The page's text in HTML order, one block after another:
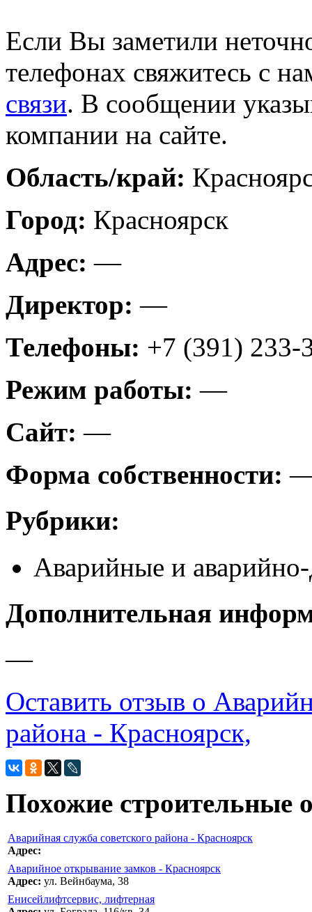
Если Вы заметили
телефонах свяжитесь с
связи. В сообщении
компании на сайте.
Область/край:
Город: Красноярск
Адрес:—
Директор:—
Телефоны: +7 (391) 233-
Режим работы:—
Сайт:—
Форма собственности:
Рубрики:
Аварийные и
Дополнительная
—
Оставить отзыв о
района - Красноярск,
Похожие строительные
Аварийная служба советского района - Красноярск
Адрес:
Аварийное открывание замков - Красноярск
Адрес: ул. Вейнбаума, 38
Енисейлифтсервис, лифтерная